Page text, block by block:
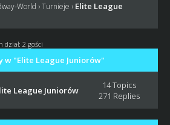
World ›Turnieje › Elite League
dział: 2 gości
w "Elite League Juniorów"
League Juniorów
14 Topics
271 Replies